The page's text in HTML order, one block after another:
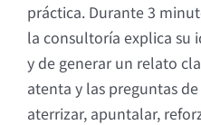
práctica. Durante 3
la consultoría explica su
y de generar un relato
atenta y las preguntas
aterrizar, apuntalar,